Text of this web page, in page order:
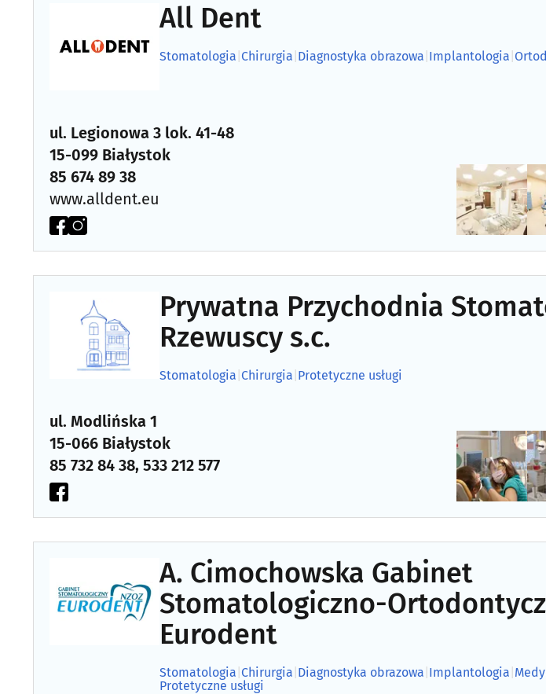
All Dent
Stomatologia Chirurgia Diagnostyka obrazowa Implantologia
ul. Legionowa 3 lok. 41-48
15-099 Białystok
85 674 89 38
www.alldent.eu
Prywatna Przychodnia
Rzewuscy s.c.
Stomatologia Chirurgia Protetyczne usługi
ul. Modlińska 1
15-066 Białystok
85 732 84 38, 533 212 577
A. Cimochowska Gabinet
Stomatologiczno-
Eurodent
Stomatologia Chirurgia Diagnostyka obrazowa Implantologia
Protetyczne usługi